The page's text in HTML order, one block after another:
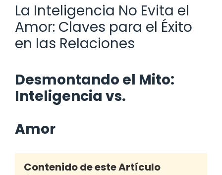
La Inteligencia No Evita el
Amor: Claves para el Éxito
en las Relaciones
Desmontando el Mito:
Inteligencia vs.
Amor
Contenido de este Artículo